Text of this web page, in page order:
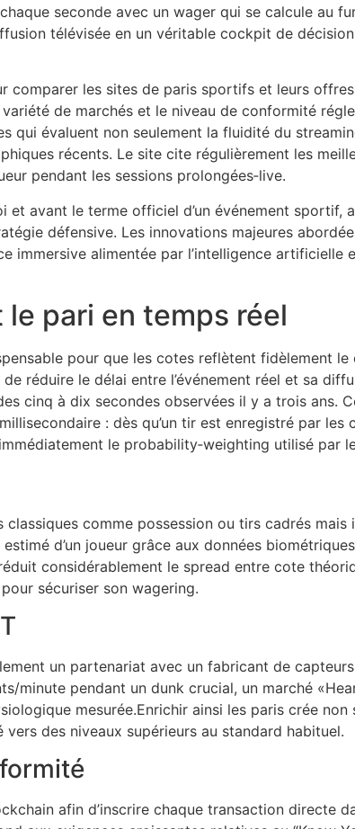
seconde avec un wager qui se calcule au
télévisée en un véritable cockpit de
comparer les sites de paris sportifs et leurs offres
de marchés et le niveau de conformité
qui évaluent non seulement la fluidité du
récents. Le site cite régulièrement les
pendant les sessions prolongées‑live.
et avant le terme officiel d’un événement sportif,
défensive. Les innovations majeures
immersive alimentée par l’intelligence
pari en temps réel
pour que les cotes reflètent fidèlement
réduire le délai entre l’événement réel et sa
cinq à dix secondes observées il y a trois ans.
: dès qu’un tir est enregistré par les
le probability‑weighting utilisé par
comme possession ou tirs cadrés
d’un joueur grâce aux données
considérablement le spread entre cote
sécuriser son wagering.
un partenariat avec un fabricant de
pendant un dunk crucial, un marché
mesurée.Enrichir ainsi les paris crée non
des niveaux supérieurs au standard habituel.
afin d’inscrire chaque transaction directe